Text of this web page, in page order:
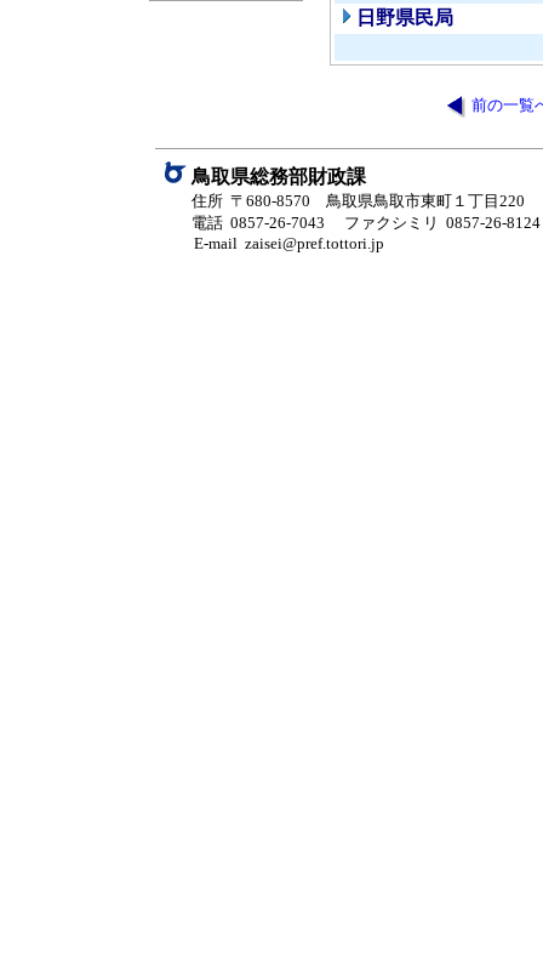
日野県民局
前の一覧
鳥取県総務部財政課
住所 〒680-8570 鳥取県鳥取市東町１丁目220
電話 0857-26-7043
ファクシミリ 0857-26-8124
E-mail zaisei@pref.tottori.jp